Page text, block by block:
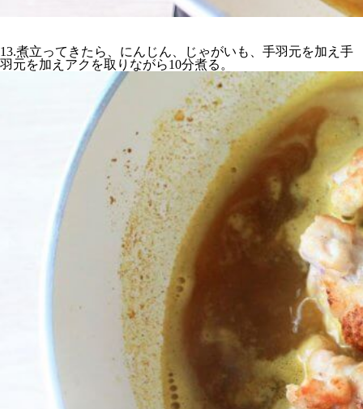
13.煮立ってきたら、にんじん、じゃがいも、手羽元を加え手
羽元を加えアクを取りながら10分煮る。